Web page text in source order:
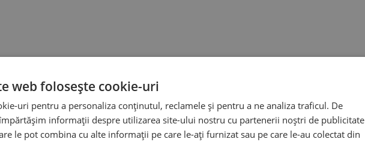
web folosește cookie-uri
uri pentru a personaliza conținutul, reclamele și pentru a ne analiza traficul. De
informații despre utilizarea site-ului nostru cu partenerii noștri de publicitate
le pot combina cu alte informații pe care le-ați furnizat sau pe care le-au colectat din